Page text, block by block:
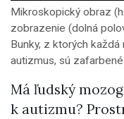
Mikroskopický obraz
zobrazenie (dolná
Bunky, z ktorých
autizmus, sú
Má ľudský
k autizmu?